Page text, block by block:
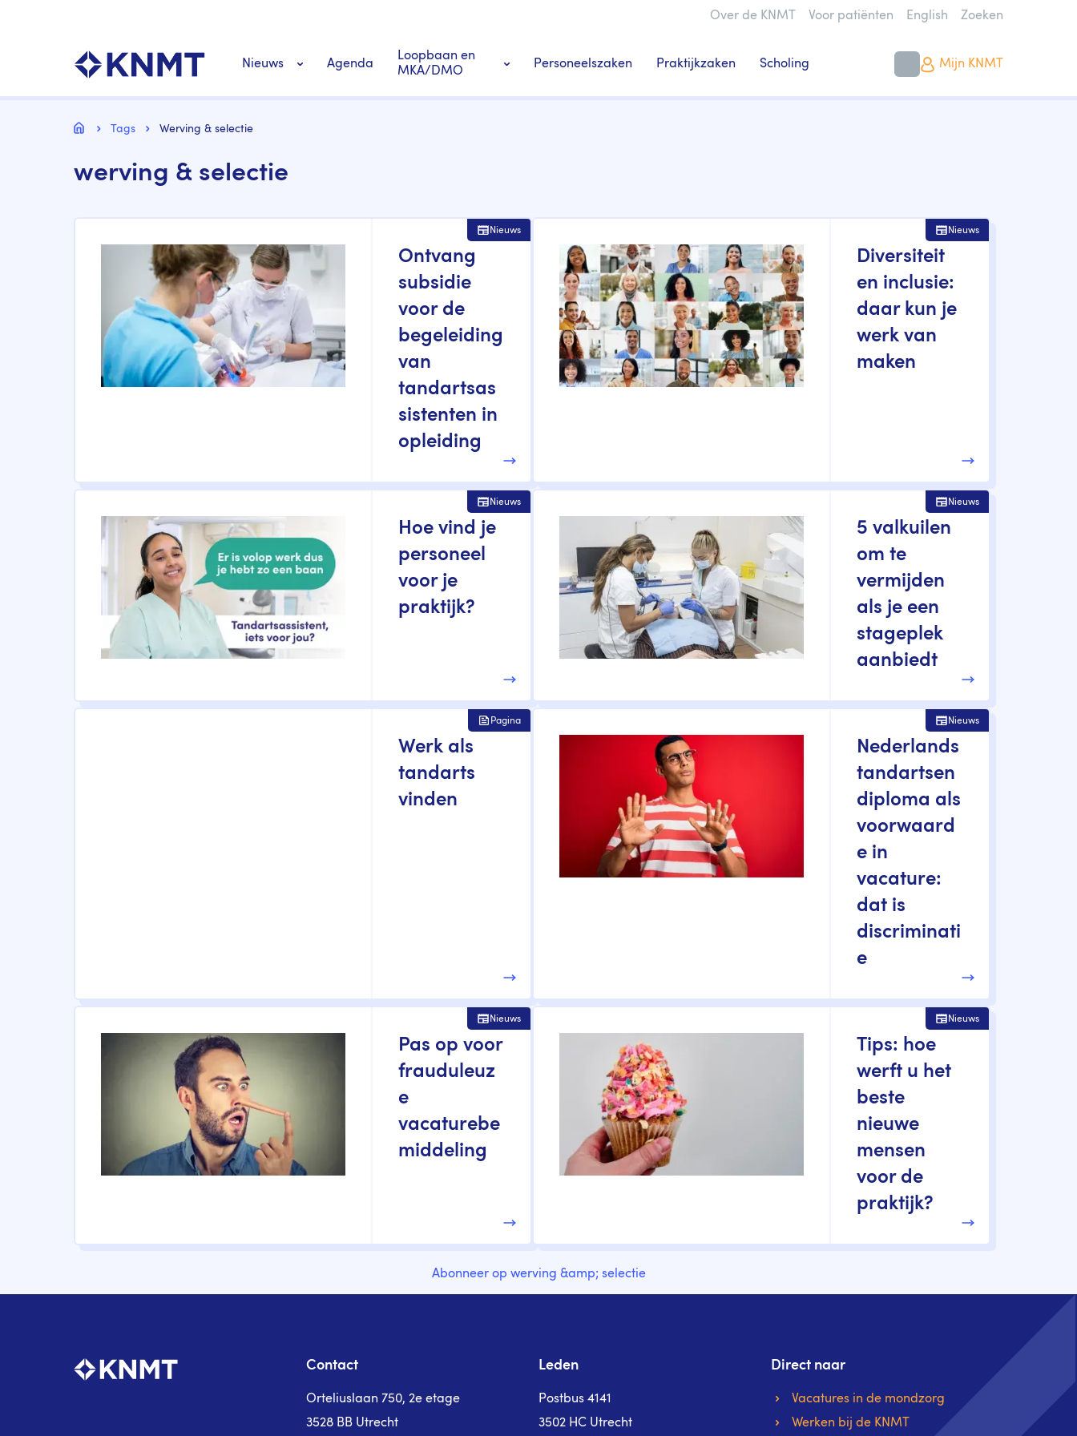
Over de KNMT Voor patiënten English
Zoeken
Nieuws
Richtlijnen nieuws
Agenda
Loopbaan en
MKA/DMO
Personeelszaken Praktijkzaken Scholing Mijn KNMT
Kruimelpad
HomeTags Werving & selectie
werving & selectie
Ontvang
subsidie
voor de
begeleiding
van
tandartsas
sistenten in
opleiding
Nieuws
Diversiteit
en inclusie:
daar kun je
werk van
maken
Nieuws
Hoe vind je
personeel
voor je
praktijk?
Nieuws
5 valkuilen
om te
vermijden
als je een
stageplek
aanbiedt
Nieuws
Werk als
tandarts
vinden
Pagina
Nederlands
tandartsen
diploma als
voorwaard
e in
vacature:
dat is
discriminati
e
Nieuws
Pas op voor
frauduleuz
e
vacaturebe
middeling
Nieuws
Tips: hoe
werft u het
beste
nieuwe
mensen
voor de
praktijk?
Nieuws
Abonneer op werving &amp; selectie
Contact
Orteliuslaan 750, 2e etage
3528 BB Utrecht
Leden
Postbus 4141
3502 HC Utrecht
Direct naar
Vacatures in de mondzorg
Werken bij de KNMT